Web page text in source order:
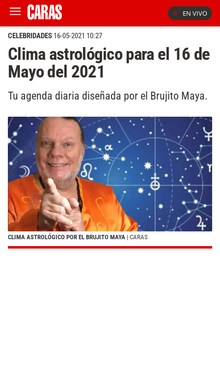
EN VIVO
CELEBRIDADES 16-05-2021 10:27
Clima astrológico para el 16 de
Mayo del 2021
Tu agenda diaria diseñada por el Brujito Maya.
CLIMA ASTROLÓGICO POR EL BRUJITO MAYA | CARAS